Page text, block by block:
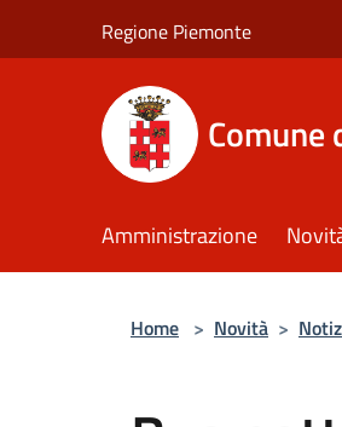
Regione Piemonte
Comune
Amministrazione
Home > Novità >